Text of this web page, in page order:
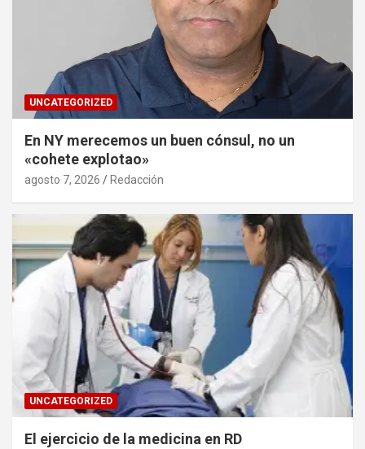
UNCATEGORIZED
En NY merecemos un buen cónsul, no un
«cohete explotao»
agosto 7, 2026 Redacción
UNCATEGORIZED
El ejercicio de la medicina en RD